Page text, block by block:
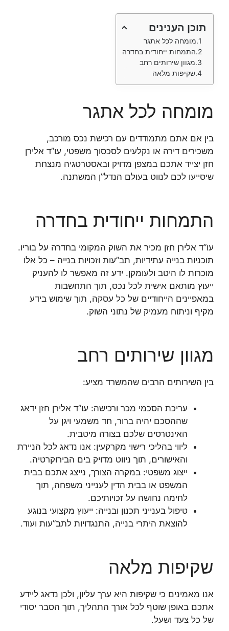
תוכן הענינים
מומחה לכל אתגר
התמחות ייחודית בחדרה
מגוון שירותים רחב
שקיפות מלאה
מומחה לכל אתגר
בין אם אתם מתמודדים עם רכישת נכס מורכב,
משכירים דירה או נקלעים לסכסוך משפטי, עו”ד אלירן
חזן יצייד אתכם במצפן מדויק ובאסטרטגיה מנצחת
שיסייעו לכם לנווט בעולם הנדל”ן המשתנה.
התמחות ייחודית בחדרה
עו”ד אלירן חזן מכיר את השוק המקומי בחדרה על בוריו.
תוכניות בנייה עתידיות, תב”עות וזכויות בנייה – כל אלו
מוכרות לו היטב ולעומקן. ידע זה מאפשר לו להעניק
ייעוץ מותאם אישית לכל נכס, תוך התחשבות
במאפיינים הייחודיים של כל עסקה, תוך שימוש בידע
מקיף וניתוח מעמיק של נתוני השוק.
מגוון שירותים רחב
בין השירותים הרבים שהמשרד מציע:
עריכת הסכמי מכר ורכישה: עו”ד אלירן חזן ידאג
שההסכם יהיה ברור, חד משמעי ויגן על
האינטרסים שלכם בצורה מיטבית.
ליווי בהליכי רישוי מקרקעין: אנו נדאג לכל הניירת
והאישורים, תוך ניווט מדויק בים הבירוקרטיה.
ייצוג משפטי: במקרה הצורך, נייצג אתכם בבית
המשפט או בבית הדין לענייני משפחה, תוך
לחימה נחושה על זכויותיכם.
טיפול בענייני תכנון ובנייה: ייעוץ מקצועי בנוגע
להוצאת היתרי בנייה, התנגדויות לתב”עות ועוד.
שקיפות מלאה
אנו מאמינים כי שקיפות היא ערך עליון, ולכן נדאג ליידע
אתכם באופן שוטף לכל אורך התהליך, תוך הסבר יסודי
של כל צעד ושעל.